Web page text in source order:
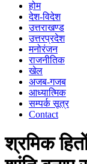
होम
देश-विदेश
उत्तराखण्ड
उत्तरप्रदेश
मनोरंजन
राजनीतिक
खेल
अजब-गजब
आध्यात्मिक
सम्पर्क सूत्र
Contact
श्रमिक